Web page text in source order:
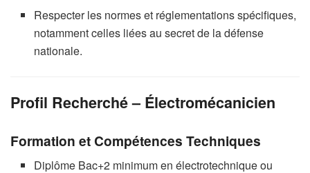
Respecter les normes et réglementations spécifiques,
notamment celles liées au secret de la défense
nationale.
Profil Recherché – Électromécanicien
Formation et Compétences Techniques
Diplôme Bac+2 minimum en électrotechnique ou